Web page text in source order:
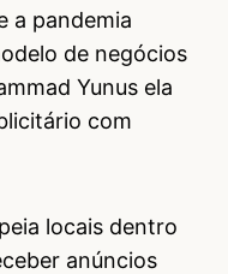
a pandemia
de negócios
Yunus ela
com
locais dentro
anúncios